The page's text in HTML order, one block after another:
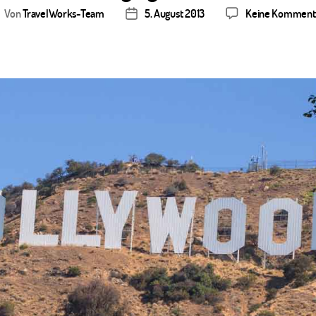
VonTravelWorks-Team Veröffentlichungsdatum
5. August 2013 Keine